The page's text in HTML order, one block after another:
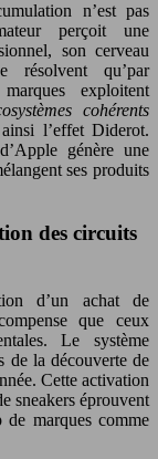
n’est pas
perçoit une
son cerveau
qu’par
exploitent
cohérents
l’effet Diderot.
génère une
ses produits
des circuits
d’un achat de
que ceux
Le système
de la découverte de
Cette activation
sneakers éprouvent
de marques comme